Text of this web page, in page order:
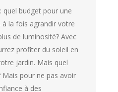
quel budget pour une
à la fois agrandir votre
de luminosité? Avec
profiter du soleil en
jardin. Mais quel
pour ne pas avoir
à des